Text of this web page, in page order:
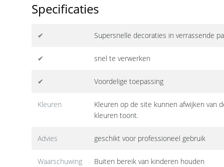
Specificaties
✔ Supersnelle decoraties in verrassende
✔ snel te verwerken
✔ Voordelige toepassing
Kleuren
Kleuren op de site kunnen afwijken van
kleuren toont.
Advies geschikt voor professioneel gebruik
Waarschuwing Buiten bereik van kinderen houden